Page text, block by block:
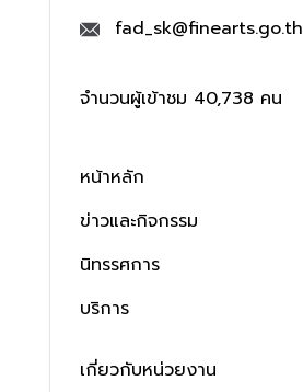
fad_sk@finearts.go.th
จำนวนผู้เข้าชม 40,738 คน
หน้าหลัก
ข่าวและกิจกรรม
นิทรรศการ
บริการ
เกี่ยวกับหน่วยงาน